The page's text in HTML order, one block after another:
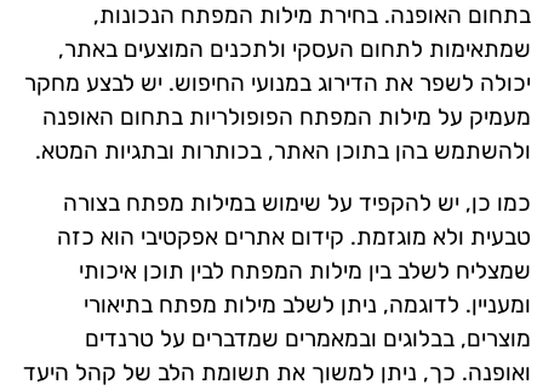
בתחום האופנה. בחירת מילות המפתח הנכונות,
שמתאימות לתחום העסקי ולתכנים המוצעים באתר,
יכולה לשפר את הדירוג במנועי החיפוש. יש לבצע מחקר
מעמיק על מילות המפתח הפופולריות בתחום האופנה
ולהשתמש בהן בתוכן האתר, בכותרות ובתגיות המטא.
כמו כן, יש להקפיד על שימוש במילות מפתח בצורה
טבעית ולא מוגזמת. קידום אתרים אפקטיבי הוא כזה
שמצליח לשלב בין מילות המפתח לבין תוכן איכותי
ומעניין. לדוגמה, ניתן לשלב מילות מפתח בתיאורי
מוצרים, בבלוגים ובמאמרים שמדברים על טרנדים
ואופנה. כך, ניתן למשוך את תשומת הלב של קהל היעד